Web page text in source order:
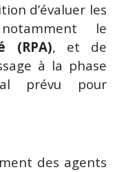
d’évaluer les
le
(RPA), et de
à la phase
prévu pour
des agents